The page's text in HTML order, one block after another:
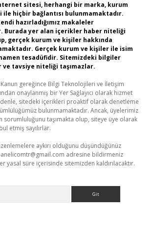
sitesi, herhangi bir marka, kurum
ile hiçbir bağlantısı bulunmamaktadır.
hazırladığımız makaleler
Burada yer alan içerikler haber niteliği
gerçek kurum ve kişiler hakkında
Gerçek kurum ve kişiler ile isim
tesadüfidir. Sitemizdeki bilgiler
tavsiye niteliği taşımazlar.
Kanun gereğince Bilgi Teknolojileri ve İletişim
onaylanmış bir Yer Sağlayıcı olarak hizmet
sitedeki içerikleri proaktif olarak denetleme
bulunmamaktadır. Ancak, üyelerimiz
sorumluluğunu taşımakta olup, siteye üye olarak
etmiş sayılırlar.
aykırı olduğunu düşündüğünüz
adresine bildirmeniz
yasal süre içerisinde sitemizden kaldırılacaktır.